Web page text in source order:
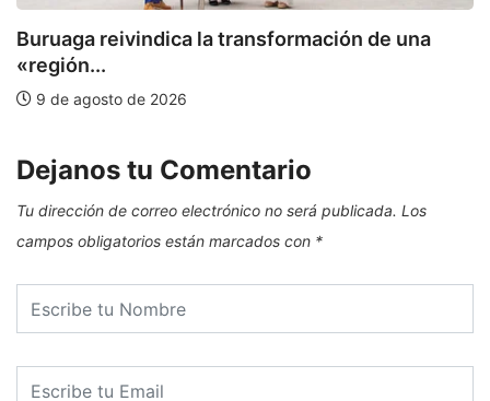
Buruaga reivindica la transformación de una
«región...
9 de agosto de 2026
Dejanos tu Comentario
Tu dirección de correo electrónico no será publicada. Los
campos obligatorios están marcados con *